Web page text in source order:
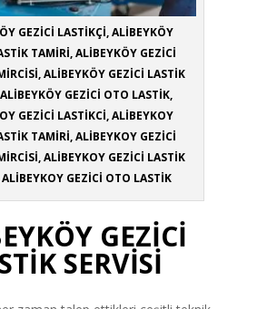
GEZİCİ LASTİKÇİ, ALİBEYKÖY
TAMİRİ, ALİBEYKÖY GEZİCİ
ALİBEYKÖY GEZİCİ LASTİK
GEZİCİ OTO LASTİK,
GEZİCİ LASTİKCİ, ALİBEYKOY
TAMİRİ, ALİBEYKOY GEZİCİ
ALİBEYKOY GEZİCİ LASTİK
ALİBEYKOY GEZİCİ OTO LASTİK
GEZİCİ
SERVİSİ